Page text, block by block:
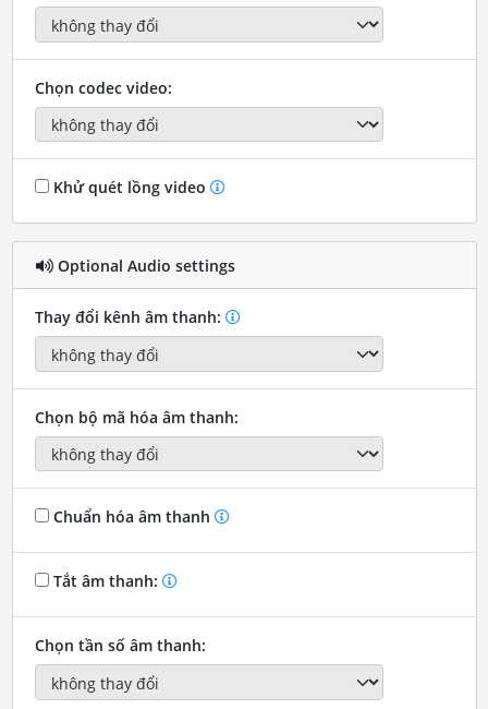
Chọn codec video:
Khử quét lồng video
Optional Audio settings
Thay đổi kênh âm thanh:
Chọn bộ mã hóa âm thanh:
Chuẩn hóa âm thanh
Tắt âm thanh:
Chọn tần số âm thanh: